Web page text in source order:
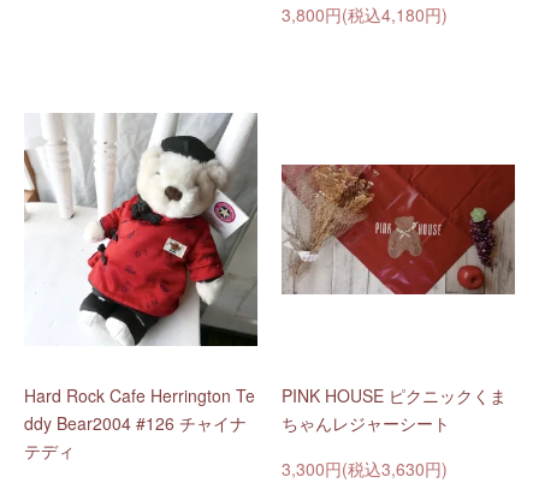
3,800円(税込4,180円)
Hard Rock Cafe Herrington Te
ddy Bear2004 #126 チャイナ
テディ
PINK HOUSE ピクニックくま
ちゃんレジャーシート
3,300円(税込3,630円)